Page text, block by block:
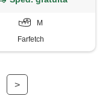
M
Farfetch
>